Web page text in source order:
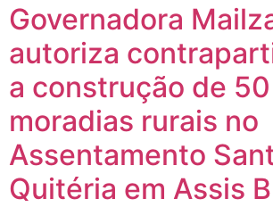
Governadora
autoriza
a construção de 50
moradias rurais no
Assentamento
Quitéria em Assis